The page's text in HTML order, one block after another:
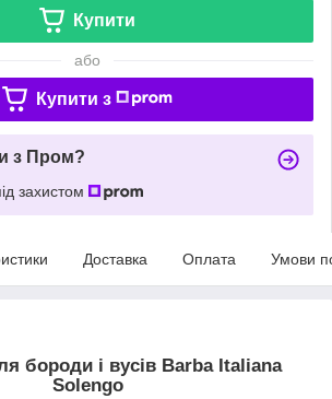
Купити
або
Купити з
з Пром?
захистом
Доставка Оплата Умови
бороди і вусів Barba Italiana
Solengo